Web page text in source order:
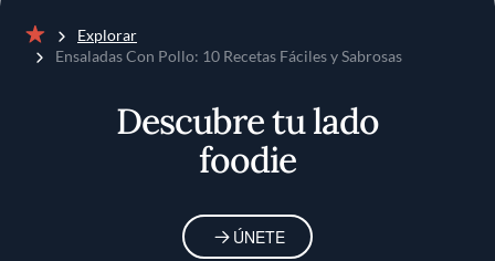
Inicio
Explorar
Ensaladas Con Pollo: 10 Recetas Fáciles y Sabrosas
Descubre tu lado
foodie
ÚNETE